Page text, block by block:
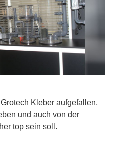
Kleber aufgefallen,
und auch von der
top sein soll.